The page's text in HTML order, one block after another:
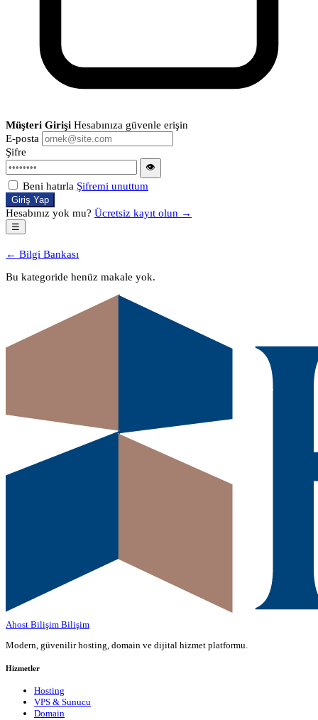
Müşteri Girişi Hesabınıza güvenle erişin
E-posta
Şifre
👁
Beni hatırla Şifremi unuttum
Giriş Yap
Hesabınız yok mu? Ücretsiz kayıt olun →
☰
← Bilgi Bankası
Bu kategoride henüz makale yok.
Ahost Bilişim Bilişim
Modern, güvenilir hosting, domain ve dijital hizmet platformu.
Hizmetler
Hosting
VPS & Sunucu
Domain